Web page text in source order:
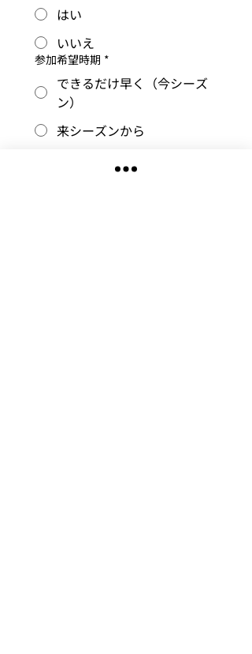
はい
いいえ
参加希望時期 *
できるだけ早く（今シーズ
ン）
来シーズンから